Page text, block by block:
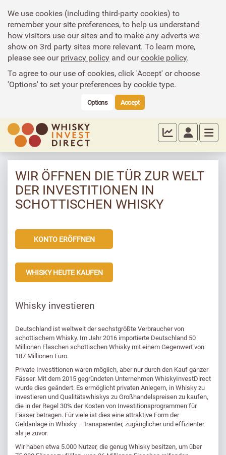
We use cookies (including third-party cookies) to
remember your site preferences, to help us understand
how visitors use our sites and to make any adverts we
show on 3rd party sites more relevant. To learn more,
please see ourprivacy policy and ourcookie policy.
To agree to our use of cookies, click 'Accept' or choose
'Options' to set your preferences by cookie type.
Options Accept
WIR ÖFFNEN DIE TÜR ZUR WELT
DER INVESTITIONEN IN
SCHOTTISCHEN WHISKY
KONTO ERÖFFNEN
WHISKY HEUTE KAUFEN
Whisky investieren
Deutschland ist weltweit der sechstgrößte Verbraucher von
schottischem Whisky. Im Jahr 2016 importierte Deutschland 50
Millionen Flaschen schottischen Whisky mit einem Gegenwert von
187 Millionen Euro.
Private Investitionen waren möglich, aber nur durch den Kauf ganzer
Fässer. Mit dem 2015 gegründeten Unternehmen WhiskyInvestDirect
wurde dies geändert. Es ermöglicht privaten Anlegern, in Whisky zu
investieren und Qualitätswhiskys zu Großhandelspreisen zu kaufen,
die in der Regel 30% der Kosten von Investitionsprogrammen für
Fässer betragen. Für viele ist dies eine attraktive Form der
Geldanlage in Whisky – transparenter, zugänglicher und effizienter
als je zuvor.
Wir haben etwa 5.000 Nutzer, die genug Whisky besitzen, um über